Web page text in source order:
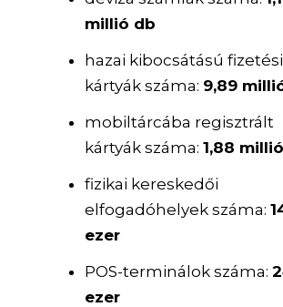
millió db
hazai kibocsátású fizetési
kártyák száma: 9,89
mobiltárcába regisztrált
kártyák száma:1,88
fizikai kereskedői
elfogadóhelyek száma:
ezer
POS-terminálok száma:
ezer